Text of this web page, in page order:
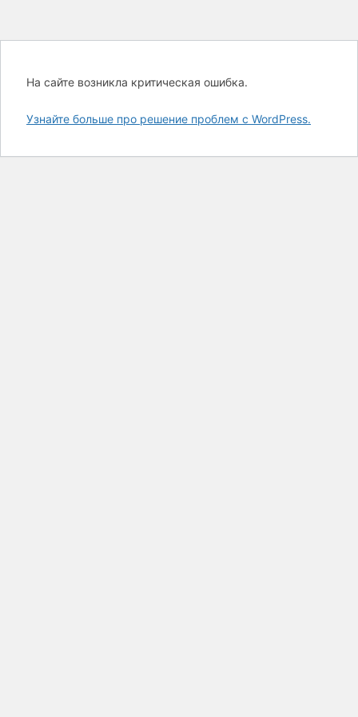
На сайте возникла критическая ошибка.
Узнайте больше про решение проблем с WordPress.